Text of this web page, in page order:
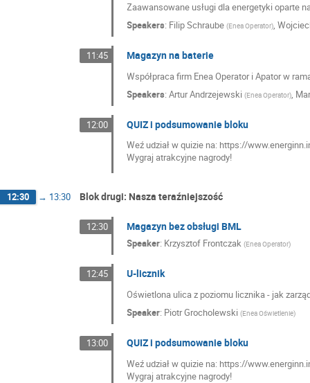
Zaawansowane usługi dla energetyki oparte
Speakers: Filip Schraube (Enea Operator),
11:45 Magazyn na baterie
Współpraca firm Enea Operator i Apator w
Speakers:Artur Andrzejewski (Enea Operator)
12:00 QUIZ i podsumowanie bloku
Weź udział w quizie na: https://
Wygraj atrakcyjne nagrody!
12:30 → 13:30 Blok drugi: Nasza teraźniejszość
12:30 Magazyn bez obsługi BML
Speaker: Krzysztof Frontczak (Enea Operator)
12:45 U-licznik
Oświetlona ulica z poziomu licznika - jak
Speaker: Piotr Grocholewski (Enea Oświetlenie)
13:00 QUIZ i podsumowanie bloku
Weź udział w quizie na: https://
Wygraj atrakcyjne nagrody!